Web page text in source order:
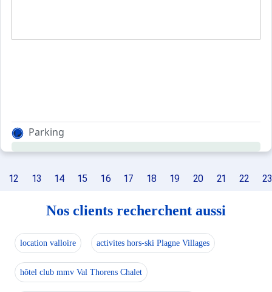
Parking
12 13 14 15 16 17 18 19 20 21 22 23
Nos clients recherchent aussi
location valloire activites hors-ski Plagne Villages
hôtel club mmv Val Thorens Chalet